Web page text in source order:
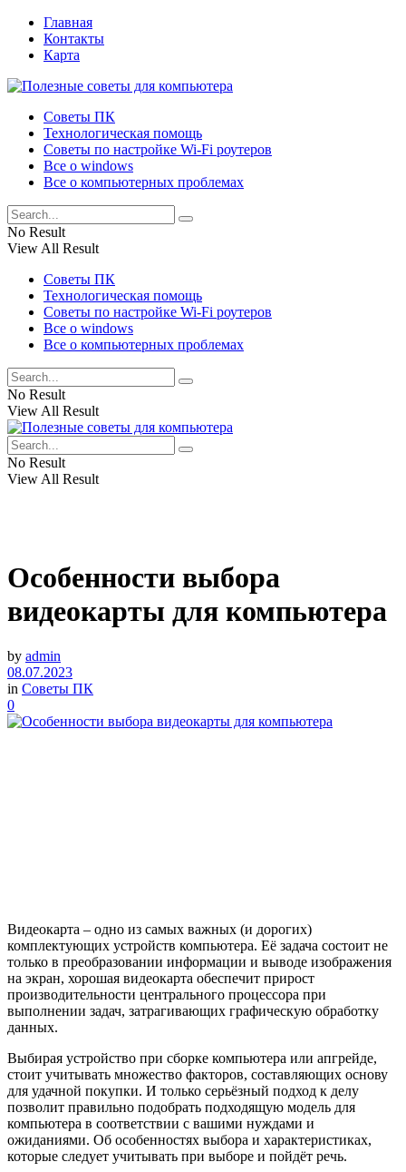
Главная
Контакты
Карта
Советы ПК
Технологическая помощь
Советы по настройке Wi-Fi роутеров
Все о windows
Все о компьютерных проблемах
No Result
View All Result
Советы ПК
Технологическая помощь
Советы по настройке Wi-Fi роутеров
Все о windows
Все о компьютерных проблемах
No Result
View All Result
No Result
View All Result
Особенности выбора
видеокарты для компьютера
by admin
08.07.2023
in Советы ПК
0
Видеокарта – одно из самых важных (и дорогих)
комплектующих устройств компьютера. Её задача состоит не
только в преобразовании информации и выводе изображения
на экран, хорошая видеокарта обеспечит прирост
производительности центрального процессора при
выполнении задач, затрагивающих графическую обработку
данных.
Выбирая устройство при сборке компьютера или апгрейде,
стоит учитывать множество факторов, составляющих основу
для удачной покупки. И только серьёзный подход к делу
позволит правильно подобрать подходящую модель для
компьютера в соответствии с вашими нуждами и
ожиданиями. Об особенностях выбора и характеристиках,
которые следует учитывать при выборе и пойдёт речь.